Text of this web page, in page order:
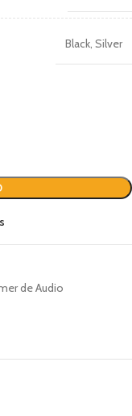
Black, Silver
de Audio